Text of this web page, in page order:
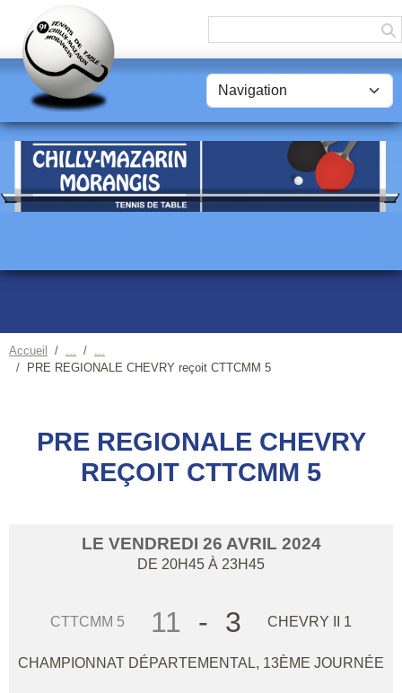
Accueil
PRE REGIONALE CHEVRY reçoit CTTCMM 5
PRE REGIONALE CHEVRY
REÇOIT CTTCMM 5
LE VENDREDI 26 AVRIL 2024
DE 20H45 À 23H45
CTTCMM 5 11 - 3 CHEVRY II 1
CHAMPIONNAT DÉPARTEMENTAL, 13ÈME JOURNÉE
Panneau de gestion des cookies